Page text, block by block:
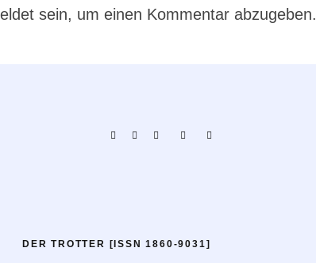
sein, um einen Kommentar abzugeben.
DER TROTTER [ISSN 1860-9031]